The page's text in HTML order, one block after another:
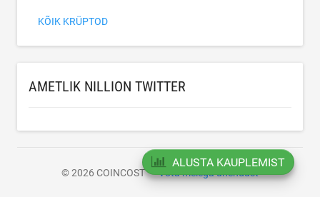
KÕIK KRÜPTOD
AMETLIK NILLION TWITTER
© 2026 COINCOST Võta meiega ühendust
ALUSTA KAUPLEMIST